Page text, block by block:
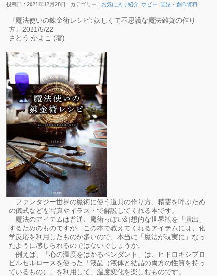
投稿日 : 2021年12月28日 | カテゴリー : お気に入り紹介 ホビー ,画法・創作資料
『魔法使いの錬金術レシピ: 妖しくて不思議な魔法雑貨の作り
方』2021/5/22
さとう かよこ (著)
ファンタジー世界の魔術に使う道具の作り方、精霊を呼ぶため
の儀式などを写真やイラストで解説してくれる本です。
魔法のアイテムは普通、魔術っぽい幻想的な世界観を「演出」
するためのものですが、この本で教えてくれるアイテムには、化
学反応を利用したものが多いので、本当に「魔法が現実に」なっ
たように感じられるのではないでしょうか。
例えば、「心の温度をはかるペンダント」は、ヒドロキシプロ
ピルセルロースを使った「液晶（液体と結晶の両方の性質を持っ
ているもの）」を利用して、温度変化を楽しむものです。